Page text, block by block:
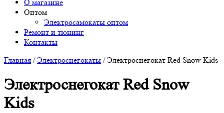
О магазине
Оптом
Электросамокаты оптом
Ремонт и тюнинг
Контакты
Главная /Электроснегокаты /Электроснегокат Red Snow Kids
Электроснегокат Red Snow
Kids